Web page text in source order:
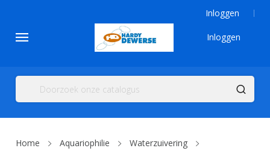
Inloggen
Inloggen
Home Aquariophilie
Waterzuivering